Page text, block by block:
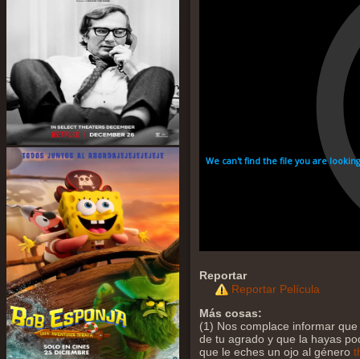
Reportar
Reportar Película
Más cosas:
(1) Nos complace informar
de tu agrado y que la hayas
que le eches un ojo al género